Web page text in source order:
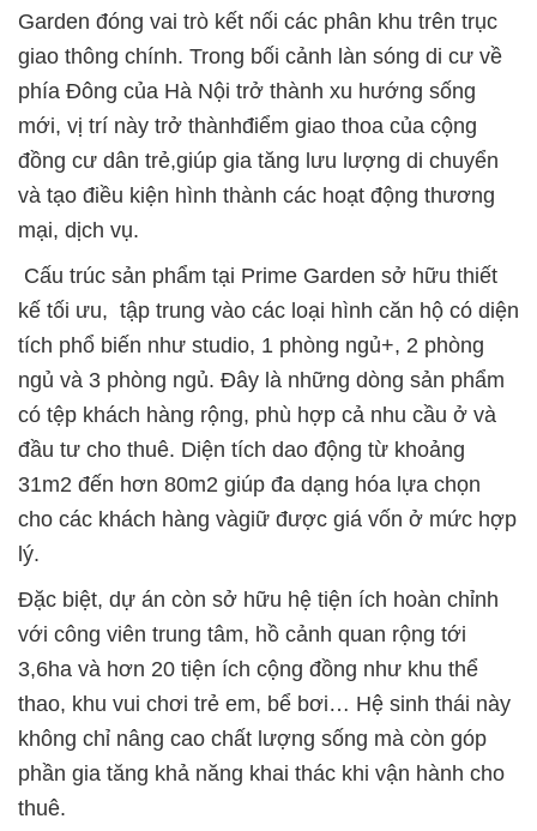
Garden đóng vai trò kết nối các phân khu trên trục
giao thông chính. Trong bối cảnh làn sóng di cư về
phía Đông của Hà Nội trở thành xu hướng sống
mới, vị trí này trở thànhđiểm giao thoa của cộng
đồng cư dân trẻ,giúp gia tăng lưu lượng di chuyển
và tạo điều kiện hình thành các hoạt động thương
mại, dịch vụ.
Cấu trúc sản phẩm tại Prime Garden sở hữu thiết
kế tối ưu, tập trung vào các loại hình căn hộ có diện
tích phổ biến như studio, 1 phòng ngủ+, 2 phòng
ngủ và 3 phòng ngủ. Đây là những dòng sản phẩm
có tệp khách hàng rộng, phù hợp cả nhu cầu ở và
đầu tư cho thuê. Diện tích dao động từ khoảng
31m2 đến hơn 80m2 giúp đa dạng hóa lựa chọn
cho các khách hàng vàgiữ được giá vốn ở mức hợp
lý.
Đặc biệt, dự án còn sở hữu hệ tiện ích hoàn chỉnh
với công viên trung tâm, hồ cảnh quan rộng tới
3,6ha và hơn 20 tiện ích cộng đồng như khu thể
thao, khu vui chơi trẻ em, bể bơi… Hệ sinh thái này
không chỉ nâng cao chất lượng sống mà còn góp
phần gia tăng khả năng khai thác khi vận hành cho
thuê.